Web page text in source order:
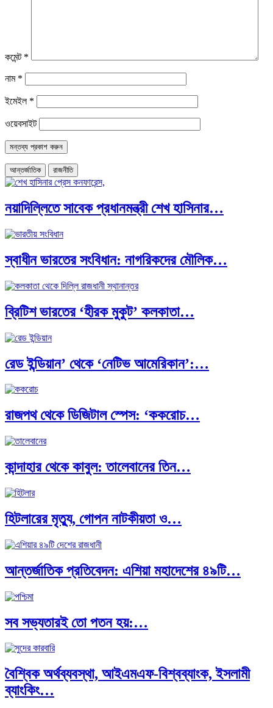
কমেন্ট *
নাম *
ইমেইল *
ওয়েবসাইট
আন্তর্জাতিক রাজনীতি
নয়াদিল্লিতে সাবেক প্রধানমন্ত্রী শেখ হাসিনার…
স্বাধীন ভারতের সংবিধান: নাগরিকদের মৌলিক…
ব্রিটিশ ভারতের ‘হীরক মুকুট’ কলকাতা…
রেড ইন্ডিয়ান’ থেকে ‘নেটিভ আমেরিকান’:…
রাজপথ থেকে ডিজিটাল স্পেস: ‘ককরোচ…
কান্দাহার থেকে কাবুল: তালেবানের তিন…
হিটলারের মৃত্যু, গোপন নাটকীয়তা ও…
আন্তর্জাতিক প্রতিবেদন: এশিয়া মহাদেশের ৪৯টি…
সব সভ্যতারই তো পতন হয়:…
বৈশ্বিক অর্থব্যবস্থা, আইএমএফ-বিশ্বব্যাংক, ইসলামী
ব্যাংকিং…